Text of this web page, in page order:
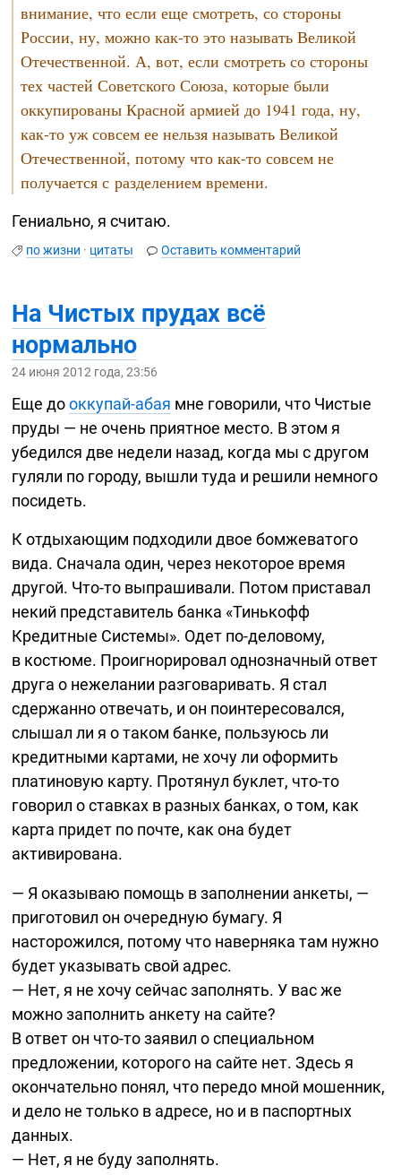
внимание, что если еще смотреть, со стороны
России, ну, можнокак-то это называть Великой
Отечественной. А, вот, если смотреть со стороны
тех частей Советского Союза, которые были
оккупированы Красной армией до 1941 года, ну,
как-то уж совсем ее нельзя называть Великой
Отечественной, потому чтокак-то совсем не
получается с разделением времени.
Гениально, я считаю.
по жизни · цитаты Оставить комментарий
На Чистых прудах всё
нормально
24 июня 2012 года, 23:56
Еще дооккупай-абая мне говорили, что Чистые
пруды — не очень приятное место. В этом я
убедился две недели назад, когда мы с другом
гуляли по городу, вышли туда и решили немного
посидеть.
К отдыхающим подходили двое бомжеватого
вида. Сначала один, через некоторое время
другой. Что-то выпрашивали. Потом приставал
некий представитель банка «Тинькофф
Кредитные Системы». Одет по-деловому,
в костюме. Проигнорировал однозначный ответ
друга о нежелании разговаривать. Я стал
сдержанно отвечать, и он поинтересовался,
слышал ли я о таком банке, пользуюсь ли
кредитными картами, не хочу ли оформить
платиновую карту. Протянул буклет,что-то
говорил о ставках в разных банках, о том, как
карта придет по почте, как она будет
активирована.
— Я оказываю помощь в заполнении анкеты, —
приготовил он очередную бумагу. Я
насторожился, потому что наверняка там нужно
будет указывать свой адрес.
— Нет, я не хочу сейчас заполнять. У вас же
можно заполнить анкету на сайте?
В ответ ончто-тозаявил о специальном
предложении, которого на сайте нет. Здесь я
окончательно понял, что передо мной мошенник,
и дело не только в адресе, но и в паспортных
данных.
— Нет, я не буду заполнять.